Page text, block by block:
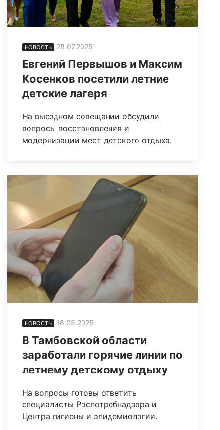
НОВОСТЬ 28.07.2025
Евгений Первышов и Максим
Косенков посетили летние
детские лагеря
На выездном совещании обсудили
вопросы восстановления и
модернизации мест детского отдыха.
НОВОСТЬ 18.05.2025
В Тамбовской области
заработали горячие линии по
летнему детскому отдыху
На вопросы готовы ответить
специалисты Роспотребнадзора и
Центра гигиены и эпидемиологии.